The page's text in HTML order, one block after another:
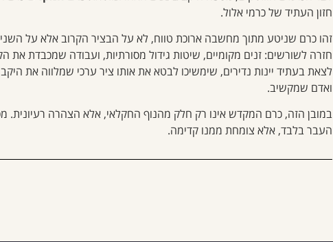
חזון העתיד של כרמי אלול.
זהו כרם שניטע מתוך מחשבה ארוכת טווח, לא על הבציר הקרוב אלא על
חזרה לשורשים: זנים מקומיים, שיטות גידול מסורתיות, ועבודה שמכבדת את
לצאת בעתיד יינות נדירים, שימשיכו לבטא את אותו ציר ערכי שמלווה את
ואדם שמקשיב.
במובן הזה, כרם המקדש אינו רק חלק מהנוף החקלאי, אלא הצהרה רעיונית.
העבר בלבד, אלא צומחת ממנו קדימה.